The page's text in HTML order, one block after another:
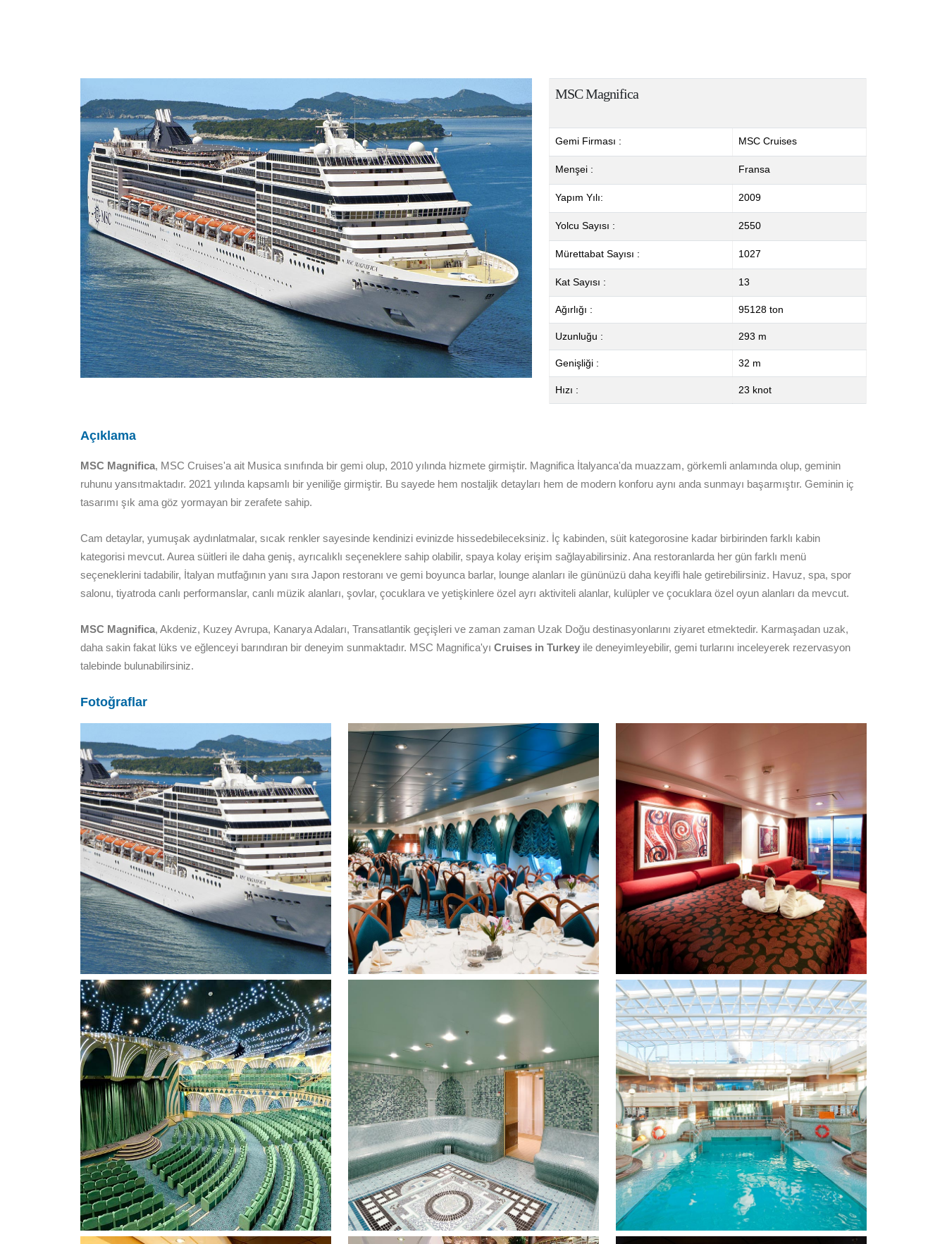
MSC Magnifica
Gemi Firması : MSC Cruises
Menşei : Fransa
Yapım Yılı: 2009
Yolcu Sayısı : 2550
Mürettabat Sayısı : 1027
Kat Sayısı : 13
Ağırlığı : 95128 ton
Uzunluğu : 293 m
Genişliği : 32 m
Hızı : 23 knot
Açıklama
MSC Magnifica, MSC Cruises'a ait Musica sınıfında bir gemi olup, 2010 yılında hizmete girmiştir. Magnifica İtalyanca'da muazzam, görkemli anlamında olup, geminin
ruhunu yansıtmaktadır. 2021 yılında kapsamlı bir yeniliğe girmiştir. Bu sayede hem nostaljik detayları hem de modern konforu aynı anda sunmayı başarmıştır. Geminin iç
tasarımı şık ama göz yormayan bir zerafete sahip.
Cam detaylar, yumuşak aydınlatmalar, sıcak renkler sayesinde kendinizi evinizde hissedebileceksiniz. İç kabinden, süit kategorosine kadar birbirinden farklı kabin
kategorisi mevcut. Aurea süitleri ile daha geniş, ayrıcalıklı seçeneklere sahip olabilir, spaya kolay erişim sağlayabilirsiniz. Ana restoranlarda her gün farklı menü
seçeneklerini tadabilir, İtalyan mutfağının yanı sıra Japon restoranı ve gemi boyunca barlar, lounge alanları ile gününüzü daha keyifli hale getirebilirsiniz. Havuz, spa, spor
salonu, tiyatroda canlı performanslar, canlı müzik alanları, şovlar, çocuklara ve yetişkinlere özel ayrı aktiviteli alanlar, kulüpler ve çocuklara özel oyun alanları da mevcut.
MSC Magnifica, Akdeniz, Kuzey Avrupa, Kanarya Adaları, Transatlantik geçişleri ve zaman zaman Uzak Doğu destinasyonlarını ziyaret etmektedir. Karmaşadan uzak,
daha sakin fakat lüks ve eğlenceyi barındıran bir deneyim sunmaktadır. MSC Magnifica'yı Cruises in Turkey ile deneyimleyebilir, gemi turlarını inceleyerek rezervasyon
talebinde bulunabilirsiniz.
Fotoğraflar